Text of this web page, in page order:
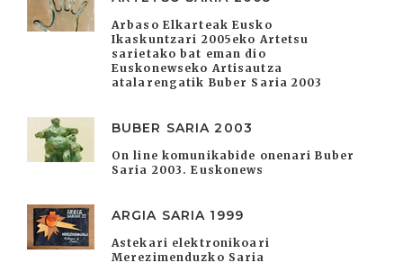
Arbaso Elkarteak Eusko
Ikaskuntzari 2005eko Artetsu
sarietako bat eman dio
Euskonewseko Artisautza
atalarengatik Buber Saria 2003
BUBER SARIA 2003
On line komunikabide onenari Buber
Saria 2003. Euskonews
ARGIA SARIA 1999
Astekari elektronikoari
Merezimenduzko Saria